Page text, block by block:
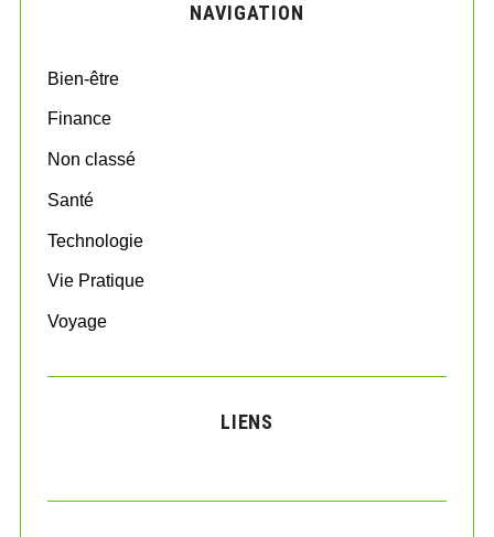
o
:
NAVIGATION
Bien-être
Finance
Non classé
Santé
Technologie
Vie Pratique
Voyage
LIENS